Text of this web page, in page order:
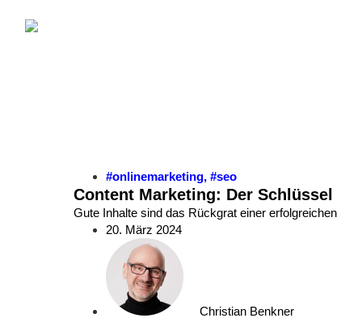
#onlinemarketing,#seo
Content Marketing: Der Schlüssel
Gute Inhalte sind das Rückgrat einer erfolgreichen
20. März 2024
Christian Benkner